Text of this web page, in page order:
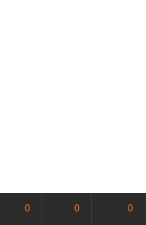
0 0 0